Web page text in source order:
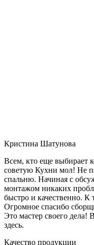
Кристина Шатунова
Всем, кто еще выбирает
советую Кухни мол! Не
спальню. Начиная с
монтажом никаких
быстро и качественно.
Огромное спасибо
Это мастер своего дела!
здесь.
Качество продукции